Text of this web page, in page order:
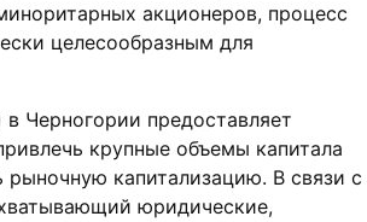
акционеров, процесс
целесообразным для
Черногории предоставляет
крупные объемы капитала
капитализацию. В связи с
юридические,